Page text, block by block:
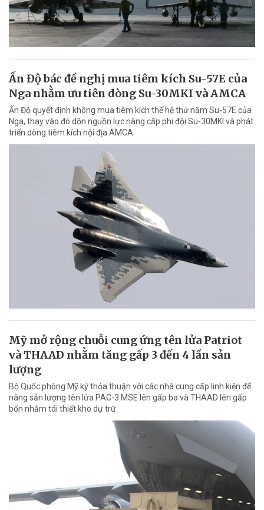
Ấn Độ bác đề nghị mua tiêm kích Su-57E của
Nga nhằm ưu tiên dòng Su-30MKI và AMCA
Ấn Độ quyết định không mua tiêm kích thế hệ thứ năm Su-57E của
Nga, thay vào đó dồn nguồn lực nâng cấp phi đội Su-30MKI và phát
triển dòng tiêm kích nội địa AMCA.
Mỹ mở rộng chuỗi cung ứng tên lửa Patriot
và THAAD nhằm tăng gấp 3 đến 4 lần sản
lượng
Bộ Quốc phòng Mỹ ký thỏa thuận với các nhà cung cấp linh kiện để
nâng sản lượng tên lửa PAC-3 MSE lên gấp ba và THAAD lên gấp
bốn nhằm tái thiết kho dự trữ.